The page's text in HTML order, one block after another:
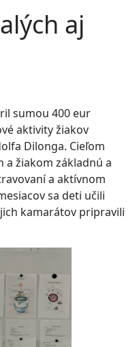
aj
sumou 400 eur
aktivity žiakov
Dilonga. Cieľom
žiakom základnú a
a aktívnom
sa deti učili
kamarátov pripravili